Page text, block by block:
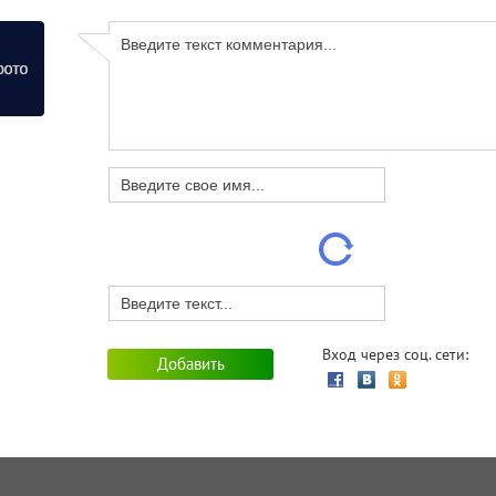
комплекса
MOBISCREN MS 952
угольный карьер
ТОРГОВОГО
Вход через соц. сети: